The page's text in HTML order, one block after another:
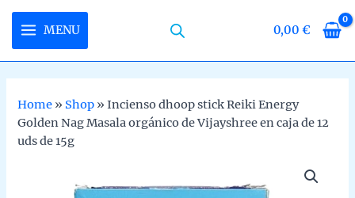
content
MENU 0,00€
Home » Shop »Incienso dhoop stick Reiki Energy
Golden Nag Masala orgánico de Vijayshree en caja de 12
uds de 15g